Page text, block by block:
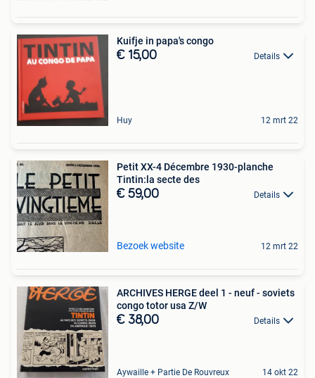
Kuifje in papa's congo
€ 15,00 Details
Huy 12 mrt 22
Petit XX-4 Décembre 1930-planche
Tintin:la secte des
€ 59,00 Details
Bezoek website 12 mrt 22
ARCHIVES HERGE deel 1 - neuf - soviets
congo totor usa Z/W
€ 38,00 Details
Aywaille + Partie De Rouvreux 14 okt 22